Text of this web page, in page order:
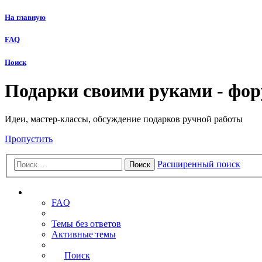
На главную
FAQ
Поиск
Подарки своими руками -
Идеи, мастер-классы, обсуждение подарков ручной работы
Пропустить
Поиск Расширенный поиск
FAQ
Темы без ответов
Активные темы
Поиск